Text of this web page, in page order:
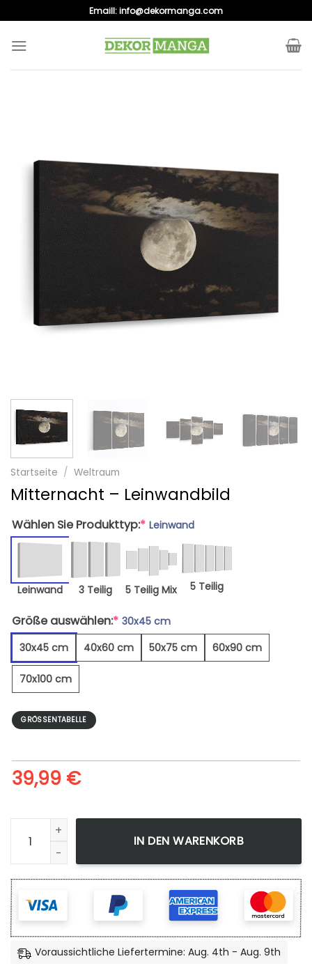
to
content
Emaill:info@dekormanga.com
Startseite / Weltraum
Mitternacht – Leinwandbild
Wählen Sie Produkttyp:* Leinwand
Leinwand 3 Teilig 5 Teilig Mix 5 Teilig
Größe auswählen:* 30x45 cm
30x45 cm
40x60 cm 50x75 cm 60x90 cm
70x100 cm
GRÖSSENTABELLE
39,99 €
Mitternacht - Leinwandbild Menge
IN DEN WARENKORB
Voraussichtliche Liefertermine: Aug. 4th - Aug. 9th